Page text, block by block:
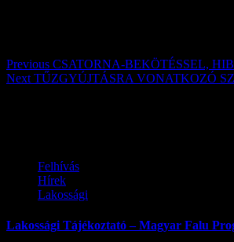
Previous CSATORNA-BEKÖTÉSSEL,
Next TŰZGYÚJTÁSRA VONATKOZÓ
Felhívás
Hírek
Lakossági
Lakossági Tájékoztató – Magyar Falu